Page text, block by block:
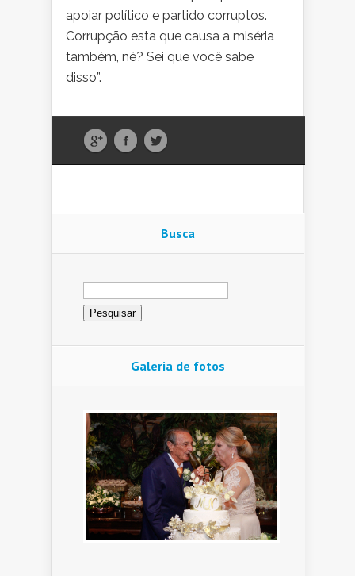
apoiar político e partido corruptos.
Corrupção esta que causa a miséria
também, né? Sei que você sabe
disso”.
Busca
Pesquisar
por:
Galeria de fotos